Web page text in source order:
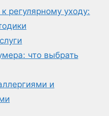
регулярному уходу:
что выбрать
и